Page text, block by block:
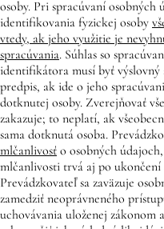
osoby. Pri spracúvaní osobných
identifikovania fyzickej osoby
vtedy, ak jeho využitie je
spracúvania. Súhlas so
identifikátora musí byť výslovný
predpis, ak ide o jeho
dotknutej osoby. Zverejňovať
zakazuje; to neplatí, ak
sama dotknutá osoba.
mlčanlivosť o osobných
mlčanlivosti trvá aj po ukončení
Prevádzkovateľ sa zaväzuje
zamedziť neoprávneného
uchovávania uloženej zákonom